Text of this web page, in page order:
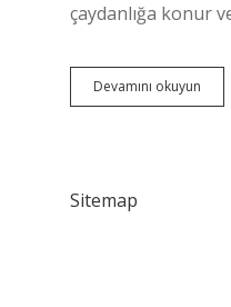
çaydanlığa konur
Devamını okuyun
Çayı
Sitemap